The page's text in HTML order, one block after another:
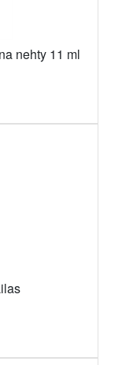
nehty 11 ml